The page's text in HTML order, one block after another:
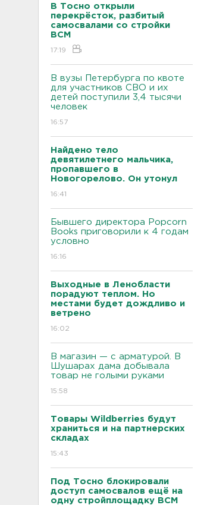
В Тосно открыли
перекрёсток, разбитый
самосвалами со стройки
ВСМ
17:19
В вузы Петербурга по квоте
для участников СВО и их
детей поступили 3,4 тысячи
человек
16:57
Найдено тело
девятилетнего мальчика,
пропавшего в
Новогорелово. Он утонул
16:41
Бывшего директора Popcorn
Books приговорили к 4 годам
условно
16:16
Выходные в Ленобласти
порадуют теплом. Но
местами будет дождливо и
ветрено
16:02
В магазин — с арматурой. В
Шушарах дама добывала
товар не голыми руками
15:58
Товары Wildberries будут
храниться и на партнерских
складах
15:43
Под Тосно блокировали
доступ самосвалов ещё на
одну стройплощадку ВСМ